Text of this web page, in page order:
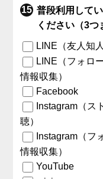
普段利用して
ください（3つ
LINE（友人知
LINE（フォロ
情報収集）
Facebook
Instagram（ス
聴）
Instagram（フ
情報収集）
YouTube